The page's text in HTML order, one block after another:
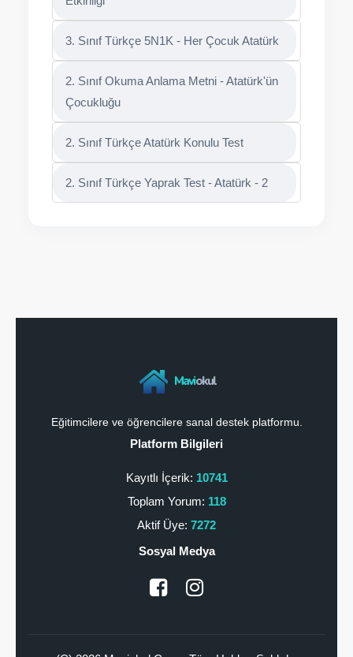
Etkinliği
3. Sınıf Türkçe 5N1K - Her Çocuk Atatürk
2. Sınıf Okuma Anlama Metni - Atatürk'ün
Çocukluğu
2. Sınıf Türkçe Atatürk Konulu Test
2. Sınıf Türkçe Yaprak Test - Atatürk - 2
Maviokul
Eğitimcilere ve öğrencilere sanal destek platformu.
Platform Bilgileri
Kayıtlı İçerik: 10741
Toplam Yorum: 118
Aktif Üye: 7272
Sosyal Medya